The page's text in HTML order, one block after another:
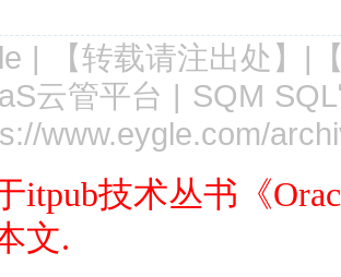
| 【转载请注出处 】|
云管平台 | SQM
www.eygle.com/
itpub技术丛书《
文.